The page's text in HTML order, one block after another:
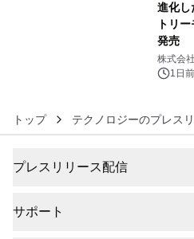
進化し
トリ
発売
株式会
1日前
トップ テクノロジーのプレス
プレスリリース配信
サポート